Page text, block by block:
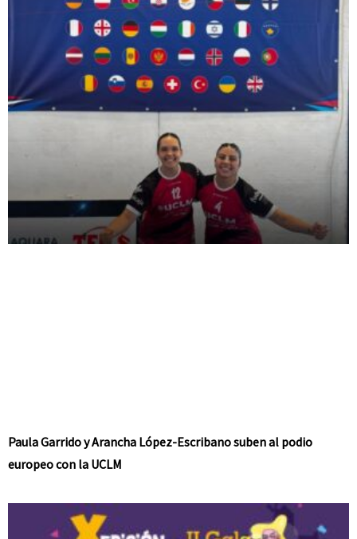
Paula Garrido y Arancha López-Escribano suben al podio
europeo con la UCLM